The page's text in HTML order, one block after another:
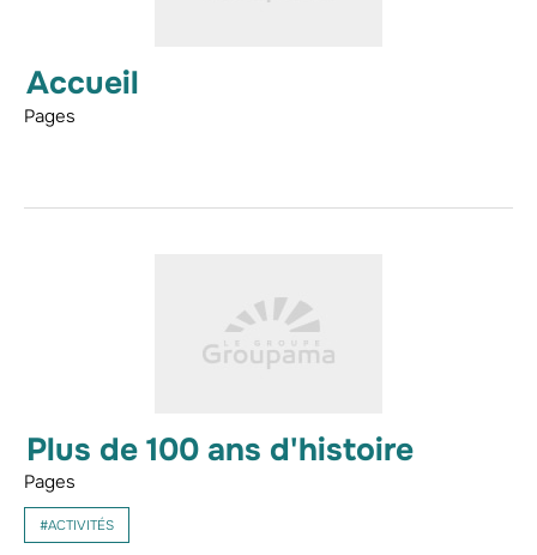
Accueil
Pages
Plus de 100 ans d'histoire
Pages
#ACTIVITÉS